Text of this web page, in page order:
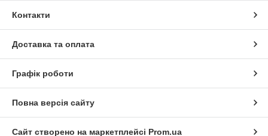
Контакти
Доставка та оплата
Графік роботи
Повна версія сайту
Сайт створено на маркетплейсі Prom.ua